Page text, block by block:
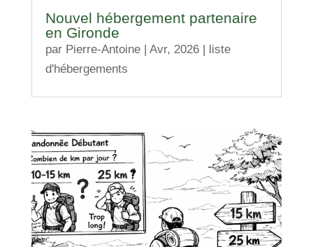
Nouvel hébergement partenaire
en Gironde
par Pierre-Antoine| Avr, 2026|
liste
d'hébergements